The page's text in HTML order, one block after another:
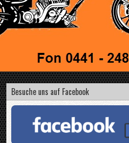
Besuche uns auf Facebook